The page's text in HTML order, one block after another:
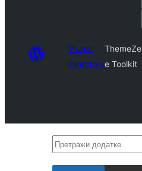
Plugin
Directory
ThemeZe
e Toolkit
Претражи